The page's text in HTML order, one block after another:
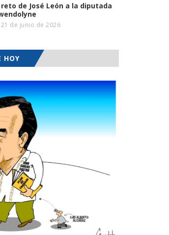
reto de José León a la diputada
21 de junio de 2026
HOY